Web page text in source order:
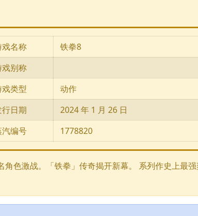
戏名称
铁拳8
戏别称
类型
动作
日期
2024 年 1 月 26 日
汽编号
1778820
色激战。「铁拳」传奇揭开新幕。 系列作史上最